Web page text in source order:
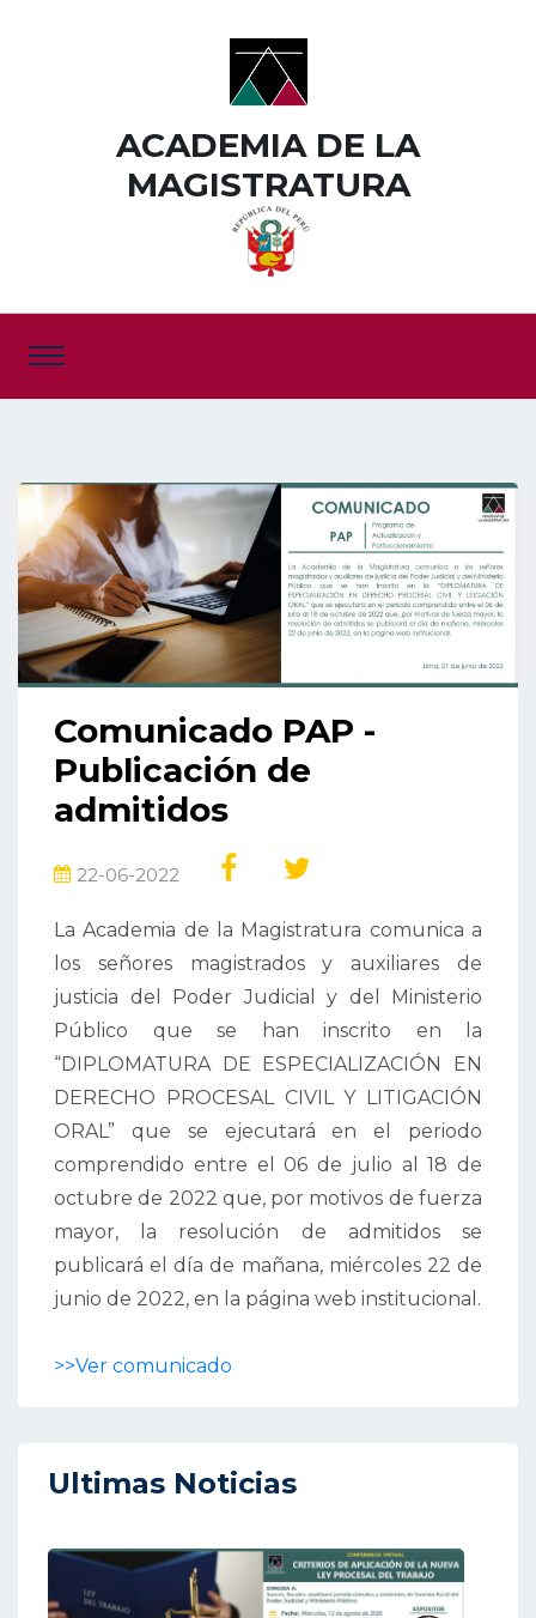
ACADEMIA DE LA
MAGISTRATURA
Comunicado PAP -
Publicación de
admitidos
22-06-2022
La Academia de la Magistratura comunica a
los señores magistrados y auxiliares de
justicia del Poder Judicial y del Ministerio
Público que se han inscrito en la
“DIPLOMATURA DE ESPECIALIZACIÓN EN
DERECHO PROCESAL CIVIL Y LITIGACIÓN
ORAL” que se ejecutará en el periodo
comprendido entre el 06 de julio al 18 de
octubre de 2022 que, por motivos de fuerza
mayor, la resolución de admitidos se
publicará el día de mañana, miércoles 22 de
junio de 2022, en la página web institucional.
>>Ver comunicado
Ultimas Noticias